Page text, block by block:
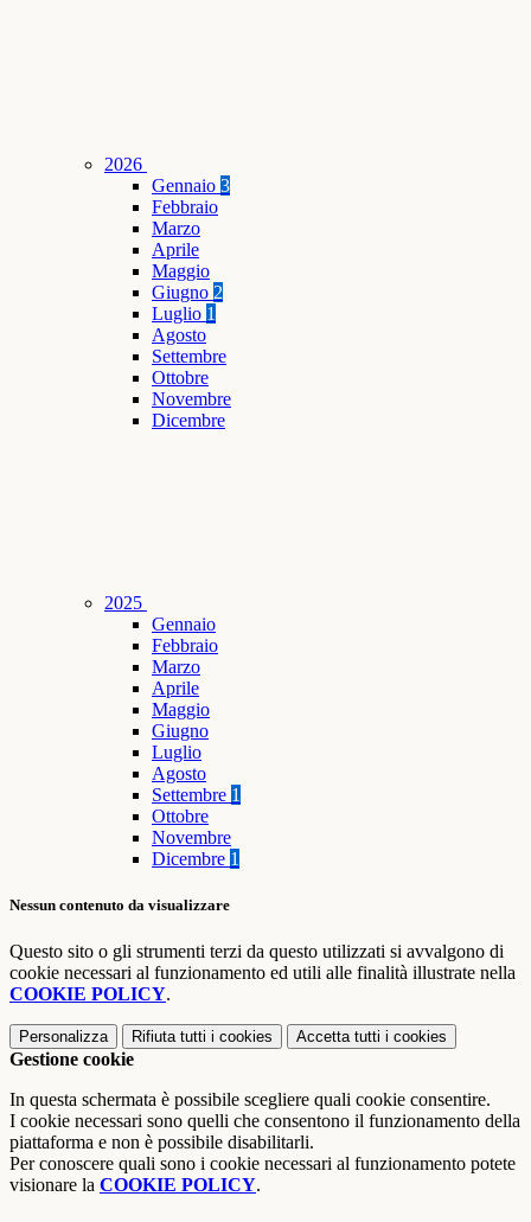
2026
Gennaio 3
Febbraio
Marzo
Aprile
Maggio
Giugno 2
Luglio 1
Agosto
Settembre
Ottobre
Novembre
Dicembre
2025
Gennaio
Febbraio
Marzo
Aprile
Maggio
Giugno
Luglio
Agosto
Settembre 1
Ottobre
Novembre
Dicembre 1
Nessun contenuto da visualizzare
Questo sito o gli strumenti terzi da questo utilizzati si avvalgono di
cookie necessari al funzionamento ed utili alle finalità illustrate nella
COOKIE POLICY.
Personalizza Rifiuta tutti i cookies Accetta tutti i cookies
Gestione cookie
In questa schermata è possibile scegliere quali cookie consentire.
I cookie necessari sono quelli che consentono il funzionamento della
piattaforma e non è possibile disabilitarli.
Per conoscere quali sono i cookie necessari al funzionamento potete
visionare la COOKIE POLICY.